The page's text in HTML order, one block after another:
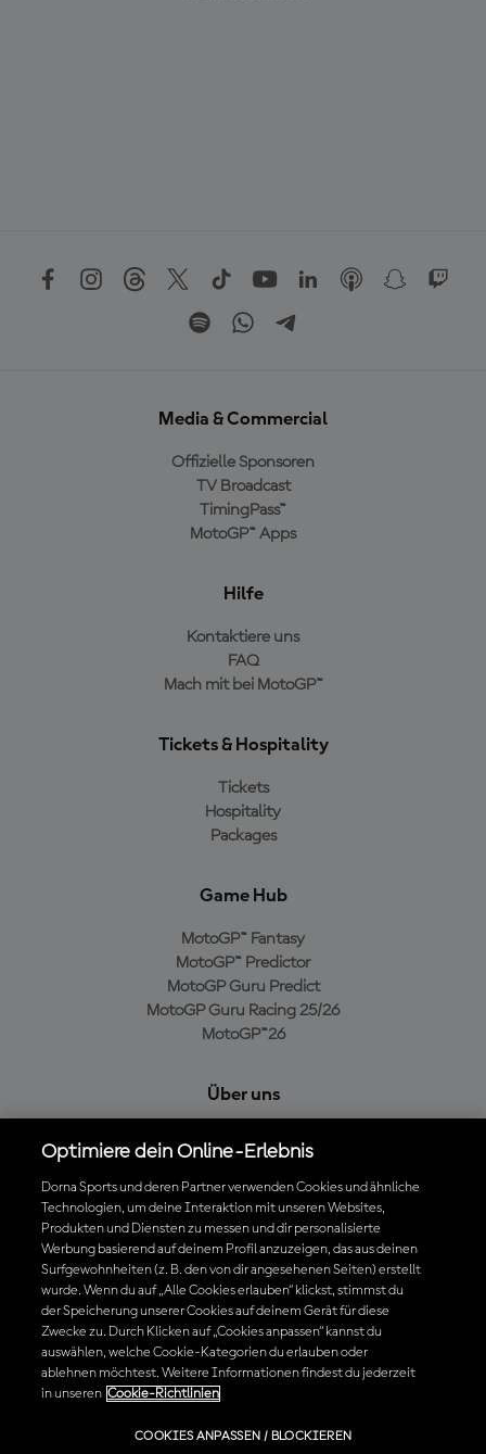
Media & Commercial
Offizielle Sponsoren
TV Broadcast
TimingPass™
MotoGP™ Apps
Hilfe
Kontaktiere uns
FAQ
Mach mit bei MotoGP™
Tickets & Hospitality
Tickets
Hospitality
Packages
Game Hub
MotoGP™ Fantasy
MotoGP™ Predictor
MotoGP Guru Predict
MotoGP Guru Racing 25/26
MotoGP™26
Über uns
Cookie-Richtlinien
Geschäftsbedingungen
Datenschutzrichtlinien
Kaufrichtlinie
Die offizielle MotoGP™ App herunterladen
© 2026 MotoGP Sports Entertainment Group. Alle Rechte vorbehalten.
Optimiere dein Online-Erlebnis
Dorna Sports und deren Partner verwenden Cookies und ähnliche
Technologien, um deine Interaktion mit unseren Websites,
Produkten und Diensten zu messen und dir personalisierte
Werbung basierend auf deinem Profil anzuzeigen, das aus deinen
Surfgewohnheiten (z. B. den von dir angesehenen Seiten) erstellt
wurde. Wenn du auf „Alle Cookies erlauben“ klickst, stimmst du
der Speicherung unserer Cookies auf deinem Gerät für diese
Zwecke zu. Durch Klicken auf „Cookies anpassen“ kannst du
auswählen, welche Cookie-Kategorien du erlauben oder
ablehnen möchtest. Weitere Informationen findest du jederzeit
in unseren Cookie-Richtlinien
COOKIES ANPASSEN / BLOCKIEREN